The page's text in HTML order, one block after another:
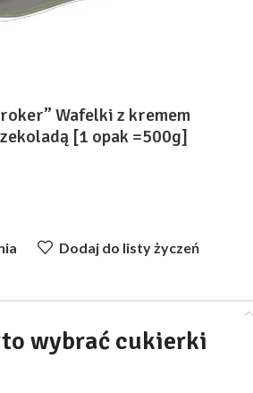
Wafelki z kremem
[1 opak =500g]
Dodaj do listy życzeń
wybrać cukierki